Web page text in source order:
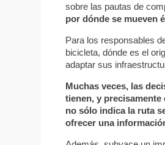
sobre las pautas de
por dónde se mueven
Para los responsables
bicicleta, dónde es el
adaptar sus
Muchas veces, las
tienen, y
no sólo indica la ruta
ofrecer una